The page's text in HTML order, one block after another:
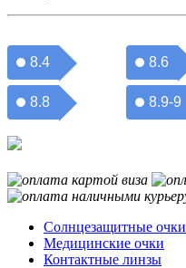
8.4 8.6
8.8 8.9-9
Солнцезащитные очки
Медицинские очки
Контактные линзы